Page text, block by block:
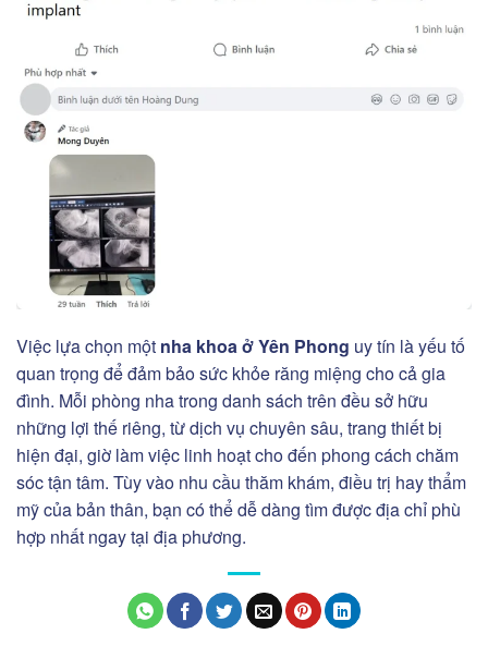
Việc lựa chọn một nha khoa ở Yên Phong uy tín là yếu tố
quan trọng để đảm bảo sức khỏe răng miệng cho cả gia
đình. Mỗi phòng nha trong danh sách trên đều sở hữu
những lợi thế riêng, từ dịch vụ chuyên sâu, trang thiết bị
hiện đại, giờ làm việc linh hoạt cho đến phong cách chăm
sóc tận tâm. Tùy vào nhu cầu thăm khám, điều trị hay thẩm
mỹ của bản thân, bạn có thể dễ dàng tìm được địa chỉ phù
hợp nhất ngay tại địa phương.